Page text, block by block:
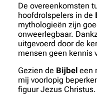
De overeenkomsten
hoofdrolspelers in de
mythologieën zijn
onweerlegbaar.
uitgevoerd door de
mensen geen kennis
Gezien de Bijbel een
mij voorlopig
figuur Jezus Christus.